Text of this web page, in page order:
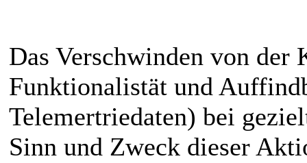
Das Verschwinden von
Funktionalistät und
Telemertriedaten) bei
Sinn und Zweck dieser